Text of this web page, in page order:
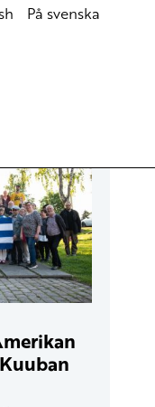
På svenska